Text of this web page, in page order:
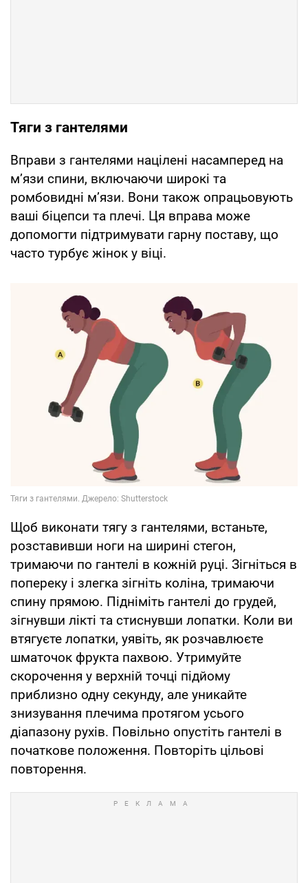
Тяги з гантелями
Вправи з гантелями націлені насамперед на
м’язи спини, включаючи широкі та
ромбовидні м’язи. Вони також опрацьовують
ваші біцепси та плечі. Ця вправа може
допомогти підтримувати гарну поставу, що
часто турбує жінок у віці.
Щоб виконати тягу з гантелями, встаньте,
розставивши ноги на ширині стегон,
тримаючи по гантелі в кожній руці. Зігніться в
попереку і злегка зігніть коліна, тримаючи
спину прямою. Підніміть гантелі до грудей,
зігнувши лікті та стиснувши лопатки. Коли ви
втягуєте лопатки, уявіть, як розчавлюєте
шматочок фрукта пахвою. Утримуйте
скорочення у верхній точці підйому
приблизно одну секунду, але уникайте
знизування плечима протягом усього
діапазону рухів. Повільно опустіть гантелі в
початкове положення. Повторіть цільові
повторення.